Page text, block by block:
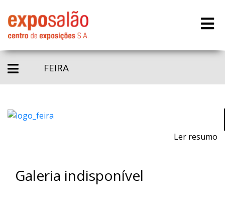
FEIRA
Ler resumo
Galeria indisponível